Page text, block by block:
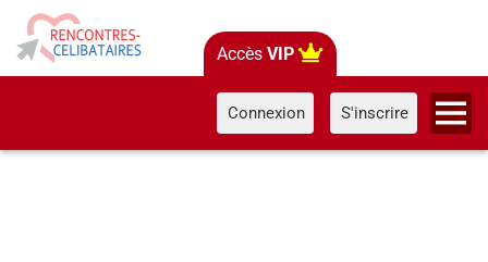
Accès VIP
Connexion S'inscrire